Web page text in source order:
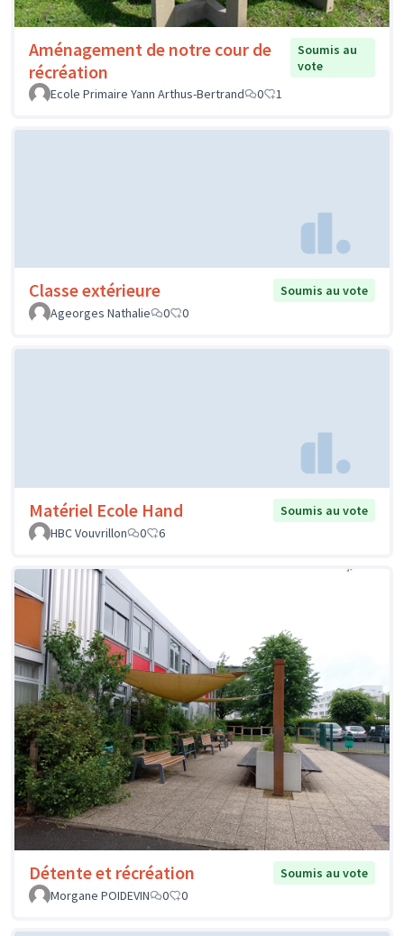
Aménagement de notre cour de
récréation
Soumis au
vote
Ecole Primaire Yann Arthus-Bertrand
0 1
Classe extérieure
Soumis au vote
Ageorges Nathalie
0 0
Matériel Ecole Hand
Soumis au vote
HBC Vouvrillon
0 6
Détente et récréation
Soumis au vote
Morgane POIDEVIN
0 0